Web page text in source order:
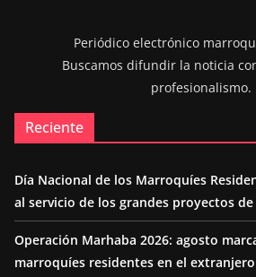
Periódico electrónico
Buscamos difundir la noticia
profesionalismo.
Reciente
Día Nacional de los Marroquíes
al servicio de los grandes proyectos
Operación Marhaba 2026: agosto
marroquíes residentes en el extranjero